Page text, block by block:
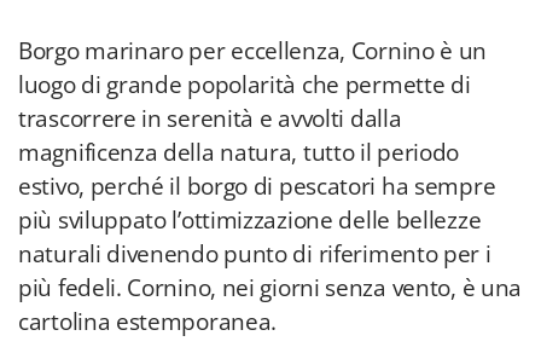
Borgo marinaro per eccellenza, Cornino è un
luogo di grande popolarità che permette di
trascorrere in serenità e avvolti dalla
magnificenza della natura, tutto il periodo
estivo, perché il borgo di pescatori ha sempre
più sviluppato l’ottimizzazione delle bellezze
naturali divenendo punto di riferimento per i
più fedeli. Cornino, nei giorni senza vento, è una
cartolina estemporanea.